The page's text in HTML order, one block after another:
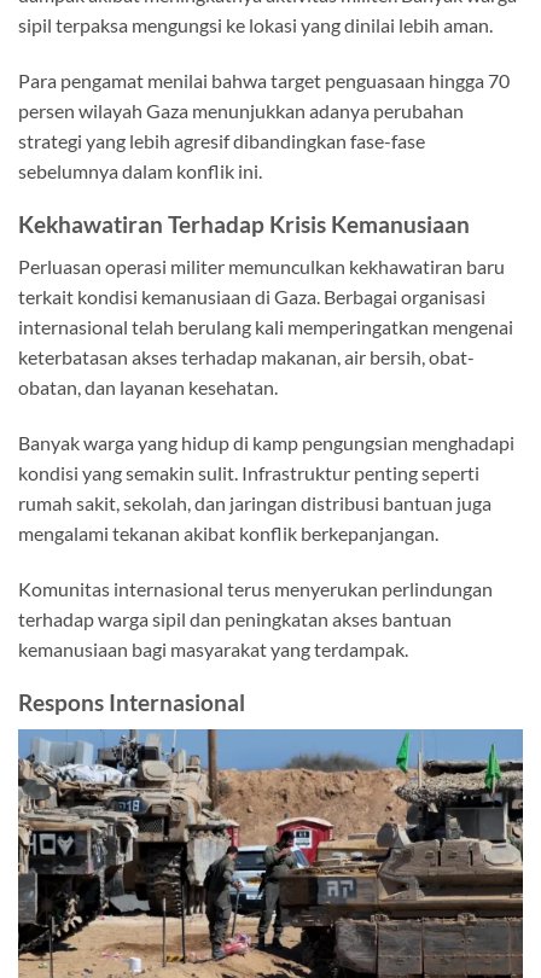
sipil terpaksa mengungsi ke lokasi yang dinilai lebih aman.
Para pengamat menilai bahwa target penguasaan hingga 70
persen wilayah Gaza menunjukkan adanya perubahan
strategi yang lebih agresif dibandingkan fase-fase
sebelumnya dalam konflik ini.
Kekhawatiran Terhadap Krisis Kemanusiaan
Perluasan operasi militer memunculkan kekhawatiran baru
terkait kondisi kemanusiaan di Gaza. Berbagai organisasi
internasional telah berulang kali memperingatkan mengenai
keterbatasan akses terhadap makanan, air bersih, obat-
obatan, dan layanan kesehatan.
Banyak warga yang hidup di kamp pengungsian menghadapi
kondisi yang semakin sulit. Infrastruktur penting seperti
rumah sakit, sekolah, dan jaringan distribusi bantuan juga
mengalami tekanan akibat konflik berkepanjangan.
Komunitas internasional terus menyerukan perlindungan
terhadap warga sipil dan peningkatan akses bantuan
kemanusiaan bagi masyarakat yang terdampak.
Respons Internasional